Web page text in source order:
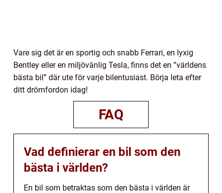
Vare sig det är en sportig och snabb Ferrari, en lyxig
Bentley eller en miljövänlig Tesla, finns det en ”världens
bästa bil” där ute för varje bilentusiast. Börja leta efter
ditt drömfordon idag!
FAQ
Vad definierar en bil som den
bästa i världen?
En bil som betraktas som den bästa i världen är